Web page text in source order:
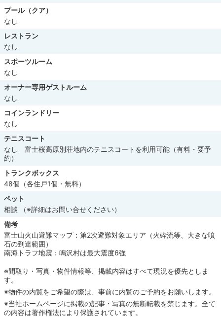
プール（クア）
なし
レストラン
なし
スポーツルーム
なし
オーナー専用ゲストルーム
なし
コインランドリー
なし
テニスコート
なし 富士桜高原別荘地内のテニスコートを利用可能（有料・要予
約）
トランクボックス
48個（各住戸1個・無料）
ペット
相談 （※詳細はお問い合せください）
備考
富士山火山避難マップ：第2次避難対象エリア（火砕流等、大きな噴
石の到達範囲）
南海トラフ地震：鳴沢村は最大震度6強
※間取り・写真・物件情報等、掲載内容はすべて現況を優先としま
す。
※物件の内覧をご希望の際は、事前に内覧のご予約をお願いします。
※当社ホームページに掲載の記事・写真の無断転載を禁じます。全て
の内容は著作権法により保護されています。